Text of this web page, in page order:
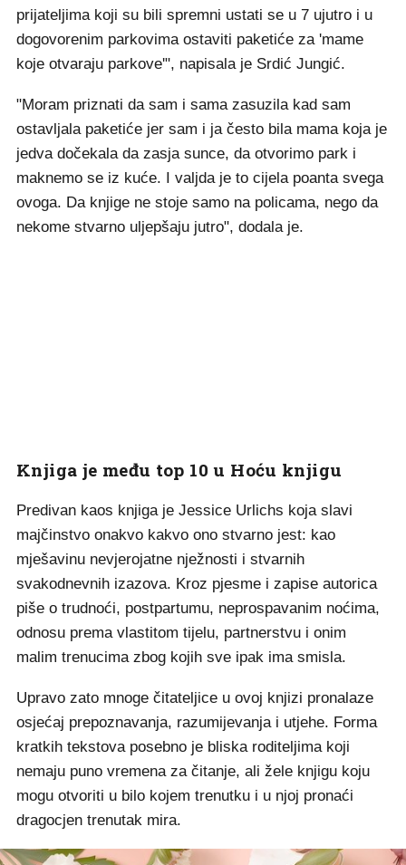
prijateljima koji su bili spremni ustati se u 7 ujutro i u
dogovorenim parkovima ostaviti paketiće za 'mame
koje otvaraju parkove'", napisala je Srdić Jungić.
"Moram priznati da sam i sama zasuzila kad sam
ostavljala paketiće jer sam i ja često bila mama koja je
jedva dočekala da zasja sunce, da otvorimo park i
maknemo se iz kuće. I valjda je to cijela poanta svega
ovoga. Da knjige ne stoje samo na policama, nego da
nekome stvarno uljepšaju jutro", dodala je.
Knjiga je među top 10 u Hoću knjigu
Predivan kaos knjiga je Jessice Urlichs koja slavi
majčinstvo onakvo kakvo ono stvarno jest: kao
mješavinu nevjerojatne nježnosti i stvarnih
svakodnevnih izazova. Kroz pjesme i zapise autorica
piše o trudnoći, postpartumu, neprospavanim noćima,
odnosu prema vlastitom tijelu, partnerstvu i onim
malim trenucima zbog kojih sve ipak ima smisla.
Upravo zato mnoge čitateljice u ovoj knjizi pronalaze
osjećaj prepoznavanja, razumijevanja i utjehe. Forma
kratkih tekstova posebno je bliska roditeljima koji
nemaju puno vremena za čitanje, ali žele knjigu koju
mogu otvoriti u bilo kojem trenutku i u njoj pronaći
dragocjen trenutak mira.